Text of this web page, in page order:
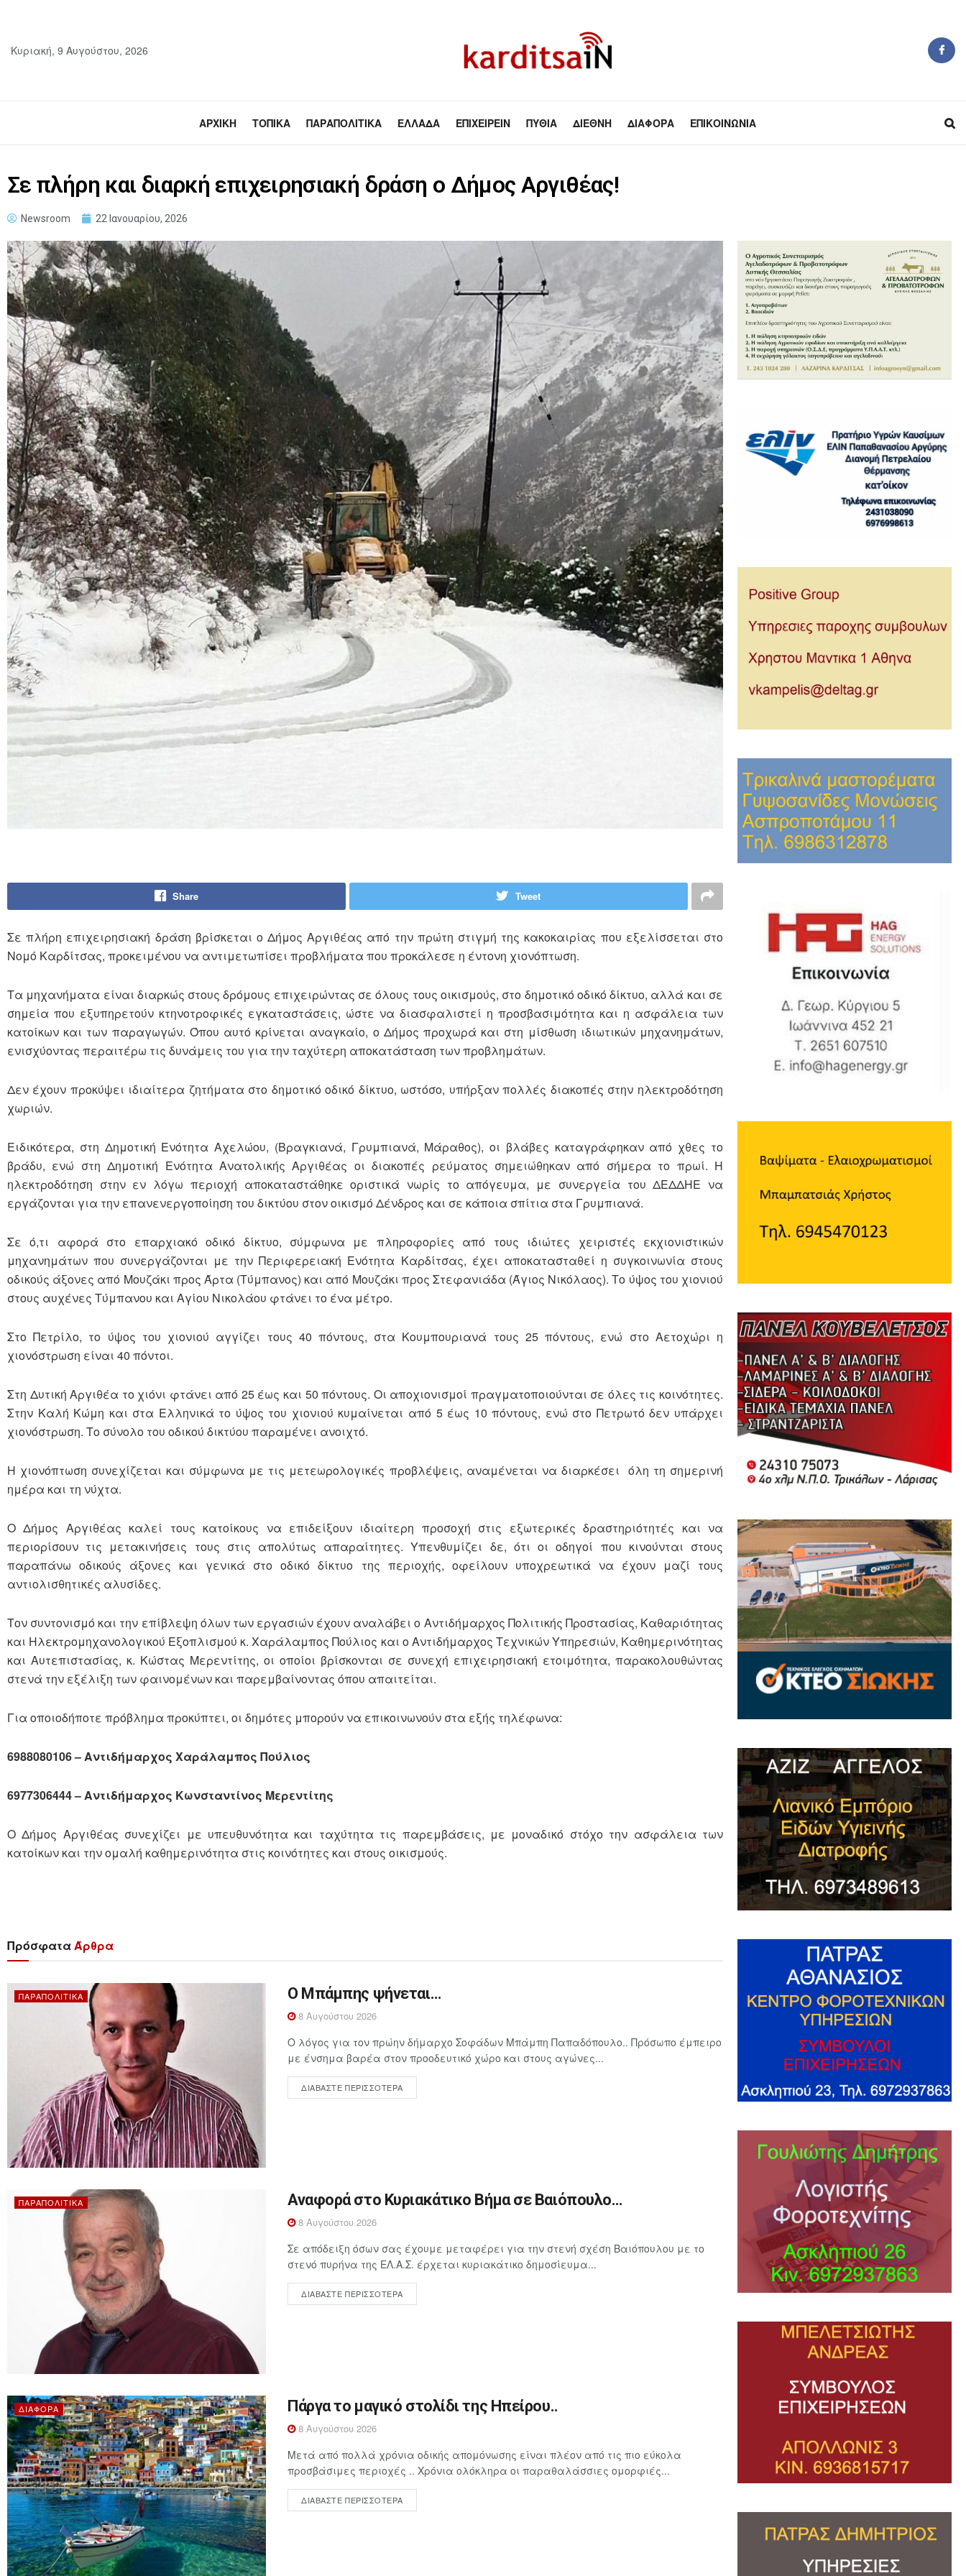
Κυριακή, 9 Αυγούστου, 2026
ΑΡΧΙΚΉ ΤΟΠΙΚΆ ΠΑΡΑΠΟΛΙΤΙΚΆ ΕΛΛΆΔΑ ΕΠΙΧΕΙΡΕΊΝ ΠΥΘΊΑ ΔΙΕΘΝΉ ΔΙΆΦΟΡΑ ΕΠΙΚΟΙΝΩΝΊΑ
Σε πλήρη και διαρκή επιχειρησιακή δράση ο Δήμος Αργιθέας!
Newsroom 22 Ιανουαρίου, 2026
Share Tweet
Σε πλήρη επιχειρησιακή δράση βρίσκεται ο Δήμος Αργιθέας από την πρώτη στιγμή της κακοκαιρίας που εξελίσσεται στο
Νομό Καρδίτσας, προκειμένου να αντιμετωπίσει προβλήματα που προκάλεσε η έντονη χιονόπτωση.
Τα μηχανήματα είναι διαρκώς στους δρόμους επιχειρώντας σε όλους τους οικισμούς, στο δημοτικό οδικό δίκτυο, αλλά και σε
σημεία που εξυπηρετούν κτηνοτροφικές εγκαταστάσεις, ώστε να διασφαλιστεί η προσβασιμότητα και η ασφάλεια των
κατοίκων και των παραγωγών. Όπου αυτό κρίνεται αναγκαίο, ο Δήμος προχωρά και στη μίσθωση ιδιωτικών μηχανημάτων,
ενισχύοντας περαιτέρω τις δυνάμεις του για την ταχύτερη αποκατάσταση των προβλημάτων.
Δεν έχουν προκύψει ιδιαίτερα ζητήματα στο δημοτικό οδικό δίκτυο, ωστόσο, υπήρξαν πολλές διακοπές στην ηλεκτροδότηση
χωριών.
Ειδικότερα, στη Δημοτική Ενότητα Αχελώου, (Βραγκιανά, Γρυμπιανά, Μάραθος), οι βλάβες καταγράφηκαν από χθες το
βράδυ, ενώ στη Δημοτική Ενότητα Ανατολικής Αργιθέας οι διακοπές ρεύματος σημειώθηκαν από σήμερα το πρωί. Η
ηλεκτροδότηση στην εν λόγω περιοχή αποκαταστάθηκε οριστικά νωρίς το απόγευμα, με συνεργεία του ΔΕΔΔΗΕ να
εργάζονται για την επανενεργοποίηση του δικτύου στον οικισμό Δένδρος και σε κάποια σπίτια στα Γρυμπιανά.
Σε ό,τι αφορά στο επαρχιακό οδικό δίκτυο, σύμφωνα με πληροφορίες από τους ιδιώτες χειριστές εκχιονιστικών
μηχανημάτων που συνεργάζονται με την Περιφερειακή Ενότητα Καρδίτσας, έχει αποκατασταθεί η συγκοινωνία στους
οδικούς άξονες από Μουζάκι προς Άρτα (Τύμπανος) και από Μουζάκι προς Στεφανιάδα (Άγιος Νικόλαος). Το ύψος του χιονιού
στους αυχένες Τύμπανου και Αγίου Νικολάου φτάνει το ένα μέτρο.
Στο Πετρίλο, το ύψος του χιονιού αγγίζει τους 40 πόντους, στα Κουμπουριανά τους 25 πόντους, ενώ στο Αετοχώρι η
χιονόστρωση είναι 40 πόντοι.
Στη Δυτική Αργιθέα το χιόνι φτάνει από 25 έως και 50 πόντους. Οι αποχιονισμοί πραγματοποιούνται σε όλες τις κοινότητες.
Στην Καλή Κώμη και στα Ελληνικά το ύψος του χιονιού κυμαίνεται από 5 έως 10 πόντους, ενώ στο Πετρωτό δεν υπάρχει
χιονόστρωση. Το σύνολο του οδικού δικτύου παραμένει ανοιχτό.
Η χιονόπτωση συνεχίζεται και σύμφωνα με τις μετεωρολογικές προβλέψεις, αναμένεται να διαρκέσει όλη τη σημερινή
ημέρα και τη νύχτα.
Ο Δήμος Αργιθέας καλεί τους κατοίκους να επιδείξουν ιδιαίτερη προσοχή στις εξωτερικές δραστηριότητές και να
περιορίσουν τις μετακινήσεις τους στις απολύτως απαραίτητες. Υπενθυμίζει δε, ότι οι οδηγοί που κινούνται στους
παραπάνω οδικούς άξονες και γενικά στο οδικό δίκτυο της περιοχής, οφείλουν υποχρεωτικά να έχουν μαζί τους
αντιολισθητικές αλυσίδες.
Τον συντονισμό και την επίβλεψη όλων των εργασιών έχουν αναλάβει ο Αντιδήμαρχος Πολιτικής Προστασίας, Καθαριότητας
και Ηλεκτρομηχανολογικού Εξοπλισμού κ. Χαράλαμπος Πούλιος και ο Αντιδήμαρχος Τεχνικών Υπηρεσιών, Καθημερινότητας
και Αυτεπιστασίας, κ. Κώστας Μερεντίτης, οι οποίοι βρίσκονται σε συνεχή επιχειρησιακή ετοιμότητα, παρακολουθώντας
στενά την εξέλιξη των φαινομένων και παρεμβαίνοντας όπου απαιτείται.
Για οποιοδήποτε πρόβλημα προκύπτει, οι δημότες μπορούν να επικοινωνούν στα εξής τηλέφωνα:
6988080106 – Αντιδήμαρχος Χαράλαμπος Πούλιος
6977306444 – Αντιδήμαρχος Κωνσταντίνος Μερεντίτης
Ο Δήμος Αργιθέας συνεχίζει με υπευθυνότητα και ταχύτητα τις παρεμβάσεις, με μοναδικό στόχο την ασφάλεια των
κατοίκων και την ομαλή καθημερινότητα στις κοινότητες και στους οικισμούς.
Πρόσφατα Άρθρα
ΠΑΡΑΠΟΛΙΤΙΚΆ Ο Μπάμπης ψήνεται…
8 Αυγούστου 2026
Ο λόγος για τον πρώην δήμαρχο Σοφάδων Μπάμπη Παπαδόπουλο.. Πρόσωπο έμπειρο
με ένσημα βαρέα στον προοδευτικό χώρο και στους αγώνες...
ΔΙΑΒΆΣΤΕ ΠΕΡΙΣΣΌΤΕΡΑ
ΠΑΡΑΠΟΛΙΤΙΚΆ Αναφορά στο Κυριακάτικο Βήμα σε Βαιόπουλο…
8 Αυγούστου 2026
Σε απόδειξη όσων σας έχουμε μεταφέρει για την στενή σχέση Βαιόπουλου με το
στενό πυρήνα της ΕΛ.Α.Σ. έρχεται κυριακάτικο δημοσίευμα...
ΔΙΑΒΆΣΤΕ ΠΕΡΙΣΣΌΤΕΡΑ
ΔΙΆΦΟΡΑ Πάργα το μαγικό στολίδι της Ηπείρου..
8 Αυγούστου 2026
Μετά από πολλά χρόνια οδικής απομόνωσης είναι πλέον από τις πιο εύκολα
προσβάσιμες περιοχές .. Χρόνια ολόκληρα οι παραθαλάσσιες ομορφιές...
ΔΙΑΒΆΣΤΕ ΠΕΡΙΣΣΌΤΕΡΑ